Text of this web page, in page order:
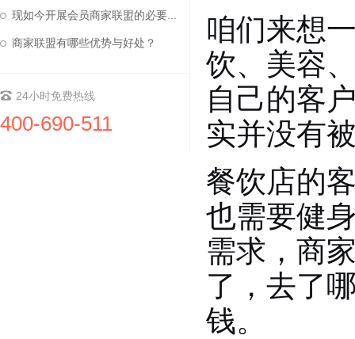
现如今开展会员商家联盟的必要...
商家联盟有哪些优势与好处？
24小时免费热线
400-690-511
咱们来想
饮、美容
自己的客
实并没有
餐饮店的
也需要健
需求，商
了，去了
钱。